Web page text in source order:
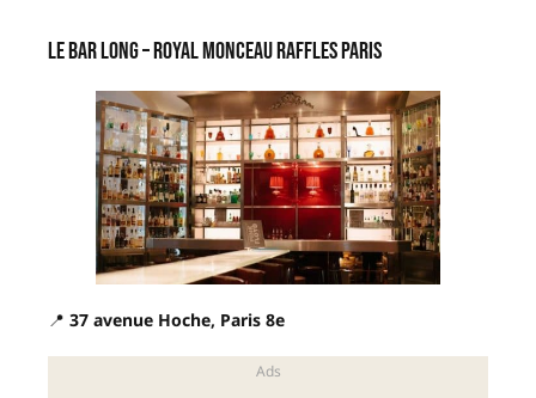
Le Bar Long – Royal Monceau Raffles Paris
📍 37 avenue Hoche, Paris 8e